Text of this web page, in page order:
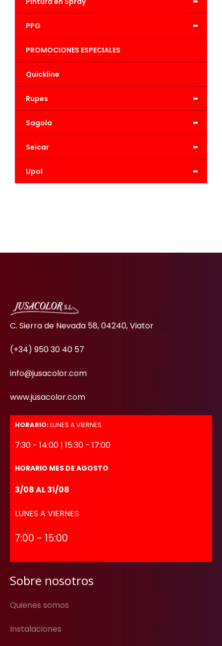
-
PPG
PROMOCIONES ESPECIALES
Quickline
-
Rupes
-
Sagola
-
Seicar
-
Upol
C. Sierra de Nevada 58, 04240, Viator
(+34) 950 30 40 57
info@jusacolor.com
www.jusacolor.com
HORARIO:LUNES A VIERNES
7:30 - 14:00 | 15:30 - 17:00
HORARIO MES DE AGOSTO
3/08 AL 31/08
LUNES A VIERNES
7:00 - 15:00
Sobre nosotros
Quienes somos
Instalaciones